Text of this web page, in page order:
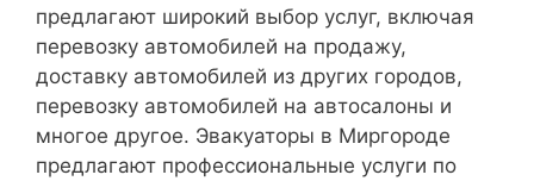
предлагают широкий выбор услуг, включая
перевозку автомобилей на продажу,
доставку автомобилей из других городов,
перевозку автомобилей на автосалоны и
многое другое. Эвакуаторы в Миргороде
предлагают профессиональные услуги по